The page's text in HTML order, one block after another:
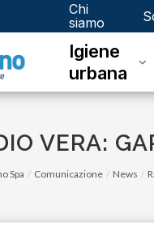
Chi
siamo
Igiene
urbana
VERA:
Spa Comunicazione News